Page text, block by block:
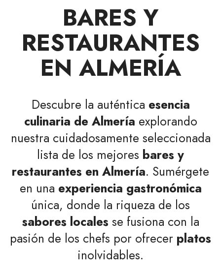
BARES Y
RESTAURANTES
EN ALMERÍA
Descubre la auténtica esencia
culinaria de Almería explorando
nuestra cuidadosamente seleccionada
lista de los mejores bares y
restaurantes en Almería. Sumérgete
en una experiencia gastronómica
única, donde la riqueza de los
sabores locales se fusiona con la
pasión de los chefs por ofrecer platos
inolvidables.